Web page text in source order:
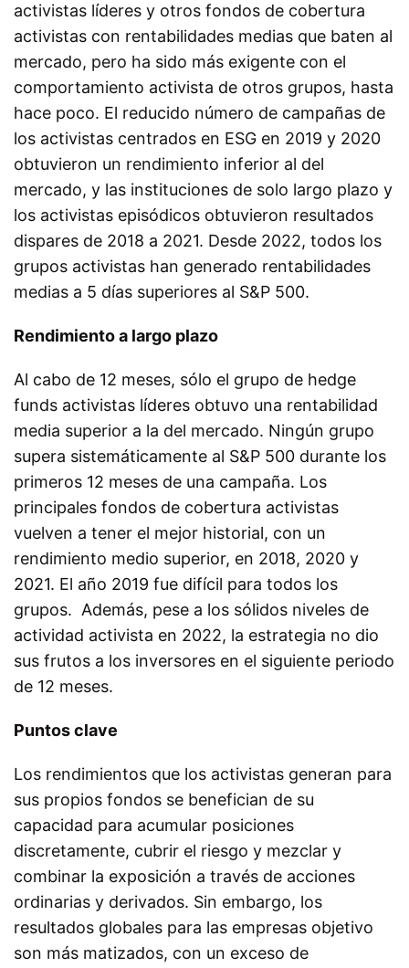
activistas líderes y otros fondos de cobertura
activistas con rentabilidades medias que baten al
mercado, pero ha sido más exigente con el
comportamiento activista de otros grupos, hasta
hace poco. El reducido número de campañas de
los activistas centrados en ESG en 2019 y 2020
obtuvieron un rendimiento inferior al del
mercado, y las instituciones de solo largo plazo y
los activistas episódicos obtuvieron resultados
dispares de 2018 a 2021. Desde 2022, todos los
grupos activistas han generado rentabilidades
medias a 5 días superiores al S&P 500.
Rendimiento a largo plazo
Al cabo de 12 meses, sólo el grupo de hedge
funds activistas líderes obtuvo una rentabilidad
media superior a la del mercado. Ningún grupo
supera sistemáticamente al S&P 500 durante los
primeros 12 meses de una campaña. Los
principales fondos de cobertura activistas
vuelven a tener el mejor historial, con un
rendimiento medio superior, en 2018, 2020 y
2021. El año 2019 fue difícil para todos los
grupos. Además, pese a los sólidos niveles de
actividad activista en 2022, la estrategia no dio
sus frutos a los inversores en el siguiente periodo
de 12 meses.
Puntos clave
Los rendimientos que los activistas generan para
sus propios fondos se benefician de su
capacidad para acumular posiciones
discretamente, cubrir el riesgo y mezclar y
combinar la exposición a través de acciones
ordinarias y derivados. Sin embargo, los
resultados globales para las empresas objetivo
son más matizados, con un exceso de